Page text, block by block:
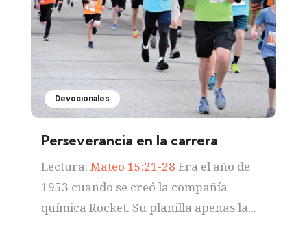
Devocionales
Perseverancia en la carrera
Lectura: Mateo 15:21-28 Era el año de
1953 cuando se creó la compañía
química Rocket. Su planilla apenas la...